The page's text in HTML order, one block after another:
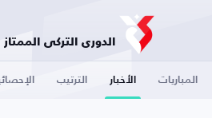
الدوري التركي الممتاز
المباريات الأخبار الترتيب